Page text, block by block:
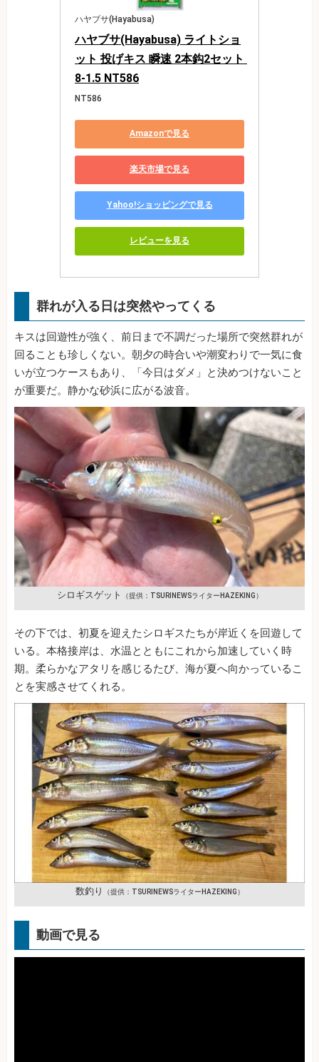
ハヤブサ(Hayabusa)
ハヤブサ(Hayabusa) ライトショ
ット 投げキス 瞬速 2本鈎2セット
8-1.5 NT586
NT586
Amazonで見る
楽天市場で見る
Yahoo!ショッピングで見る
レビューを見る
群れが入る日は突然やってくる
キスは回遊性が強く、前日まで不調だった場所で突然群れが
回ることも珍しくない。朝夕の時合いや潮変わりで一気に食
いが立つケースもあり、「今日はダメ」と決めつけないこと
が重要だ。静かな砂浜に広がる波音。
シロギスゲット （提供：TSURINEWSライターHAZEKING）
その下では、初夏を迎えたシロギスたちが岸近くを回遊して
いる。本格接岸は、水温とともにこれから加速していく時
期。柔らかなアタリを感じるたび、海が夏へ向かっているこ
とを実感させてくれる。
数釣り （提供：TSURINEWSライターHAZEKING）
動画で見る